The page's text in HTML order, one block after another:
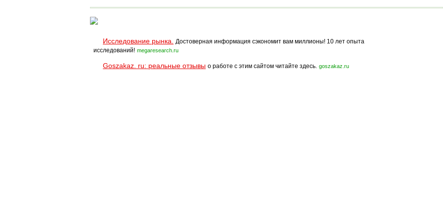
Исследование рынка.
Достоверная информация сэкономит вам миллионы! 10 лет опыта
исследований! megaresearch.ru
Goszakaz. ru: реальные отзывы о работе с этим сайтом читайте здесь. goszakaz.ru